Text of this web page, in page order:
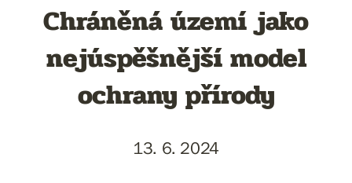
Chráněná území jako
nejúspěšnější model
ochrany přírody
13. 6. 2024